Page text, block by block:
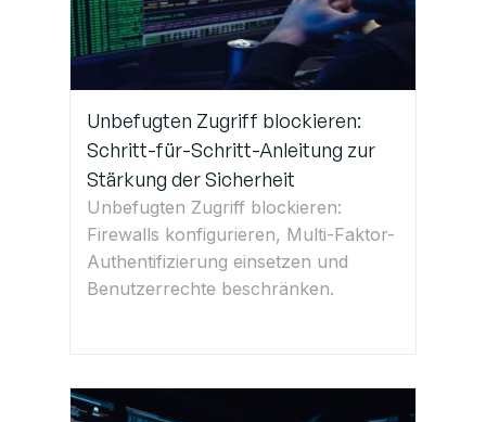
Unbefugten Zugriff blockieren:
Schritt-für-Schritt-Anleitung zur
Stärkung der Sicherheit
Unbefugten Zugriff blockieren:
Firewalls konfigurieren, Multi-Faktor-
Authentifizierung einsetzen und
Benutzerrechte beschränken.